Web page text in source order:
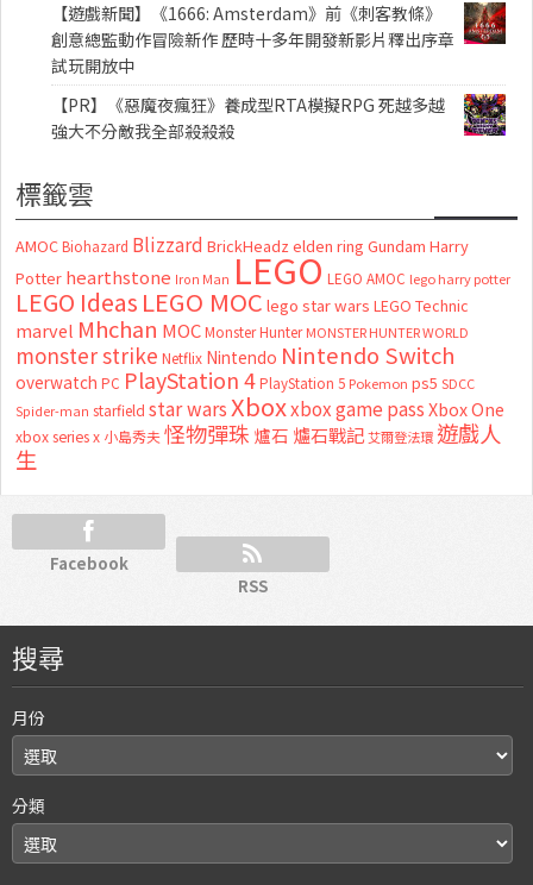
【遊戲新聞】《1666: Amsterdam》前《刺客教條》
創意總監動作冒險新作 歷時十多年開發新影片釋出序章
試玩開放中
【PR】《惡魔夜瘋狂》養成型RTA模擬RPG 死越多越
強大不分敵我全部殺殺殺
標籤雲
AMOC Biohazard Blizzard BrickHeadz elden ring Gundam Harry
Potter hearthstone Iron Man LEGO LEGO AMOC lego harry potter
LEGO Ideas LEGO MOC lego star wars LEGO Technic
marvel Mhchan MOC Monster Hunter MONSTER HUNTER WORLD
monster strike Netflix Nintendo Nintendo Switch
overwatch PC PlayStation 4 PlayStation 5 Pokemon ps5 SDCC
Spider-man starfield star warsXboxxbox game passXbox One
xbox series x 小島秀夫怪物彈珠 爐石 爐石戰記艾爾登法環 遊戲人
生
Facebook
RSS
搜尋
月份
分類